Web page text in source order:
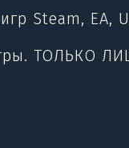
Steam, EA,
ТОЛЬКО